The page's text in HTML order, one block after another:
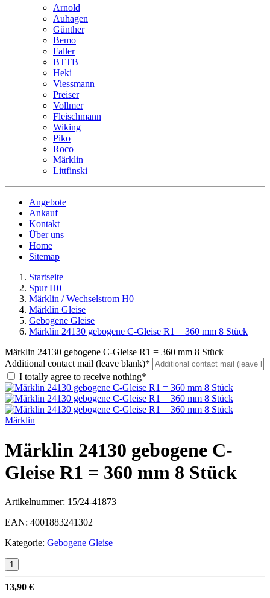
Arnold
Auhagen
Günther
Bemo
Faller
BTTB
Heki
Viessmann
Preiser
Vollmer
Fleischmann
Wiking
Piko
Roco
Märklin
Littfinski
Angebote
Ankauf
Kontakt
Über uns
Home
Sitemap
Startseite
Spur H0
Märklin / Wechselstrom H0
Märklin Gleise
Gebogene Gleise
Märklin 24130 gebogene C-Gleise R1 = 360 mm 8 Stück
Märklin 24130 gebogene C-Gleise R1 = 360 mm 8 Stück
Additional contact mail (leave blank)*
I totally agree to receive nothing*
Märklin
Märklin 24130 gebogene C-
Gleise R1 = 360 mm 8 Stück
Artikelnummer: 15/24-41873
EAN: 4001883241302
Kategorie: Gebogene Gleise
13,90 €